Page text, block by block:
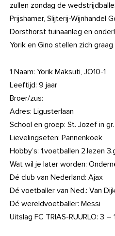
zullen zondag de
Prijshamer, Slijterij-Wijnhandel
Dorsthorst tuinaanleg en
Yorik en Gino stellen zich graag
1 Naam: Yorik Maksuti, JO10-1
Leeftijd: 9 jaar
Broer/zus:
Adres: Ligusterlaan
School en groep: St. Jozef in
Lievelingseten: Pannenkoek
Hobby’s: 1.voetballen 2.lezen
Wat wil je later worden:
Dé club van Nederland: Ajax
Dé voetballer van Ned.: Van
Dé wereldvoetballer: Messi
Uitslag FC TRIAS-RUURLO: 3 – 1